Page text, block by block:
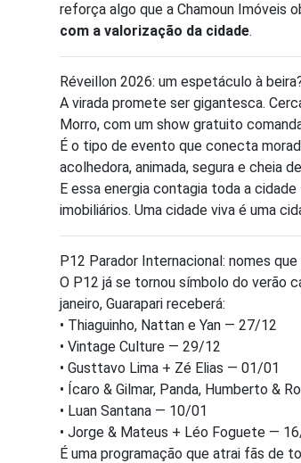
reforça algo que a Chamoun Imóveis
com a valorização da cidade.
Réveillon 2026: um espetáculo à
A virada promete ser gigantesca.
Morro, com um show gratuito
É o tipo de evento que conecta
acolhedora, animada, segura e cheia
E essa energia contagia toda a
imobiliários. Uma cidade viva é uma
P12 Parador Internacional: nomes
O P12 já se tornou símbolo do verão
janeiro, Guarapari receberá:
• Thiaguinho, Nattan e Yan — 27/12
• Vintage Culture — 29/12
• Gusttavo Lima + Zé Elias — 01/01
• Ícaro & Gilmar, Panda, Humberto &
• Luan Santana — 10/01
• Jorge & Mateus + Léo Foguete —
É uma programação que atrai fãs de